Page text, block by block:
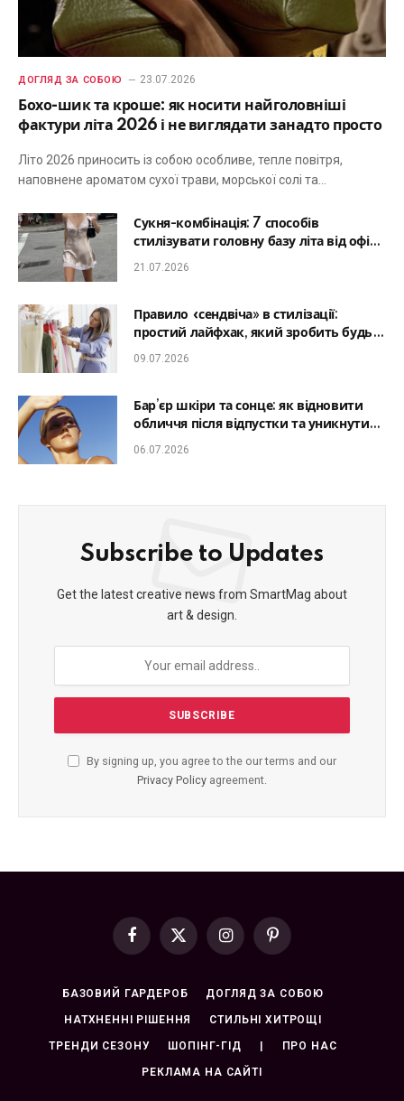
ДОГЛЯД ЗА СОБОЮ 23.07.2026
Бохо-шик та кроше: як носити найголовніші
фактури літа 2026 і не виглядати занадто просто
Літо 2026 приносить із собою особливе, тепле повітря,
наповнене ароматом сухої трави, морської солі та…
Сукня-комбінація: 7 способів
стилізувати головну базу літа від офісу
до романтичної вечері
21.07.2026
Правило «сендвіча» в стилізації:
простий лайфхак, який зробить будь-
який образ гармонійним
09.07.2026
Бар’єр шкіри та сонце: як відновити
обличчя після відпустки та уникнути
фотостаріння
06.07.2026
Subscribe to Updates
Get the latest creative news from SmartMag about
art & design.
By signing up, you agree to the our terms and our
Privacy Policy agreement.
Facebook
X
InstagramPinterest
БАЗОВИЙ ГАРДЕРОБ ДОГЛЯД ЗА СОБОЮ
НАТХНЕННІ РІШЕННЯ СТИЛЬНІ ХИТРОЩІ
ТРЕНДИ СЕЗОНУ ШОПІНГ-ГІД | ПРО НАС
РЕКЛАМА НА САЙТІ